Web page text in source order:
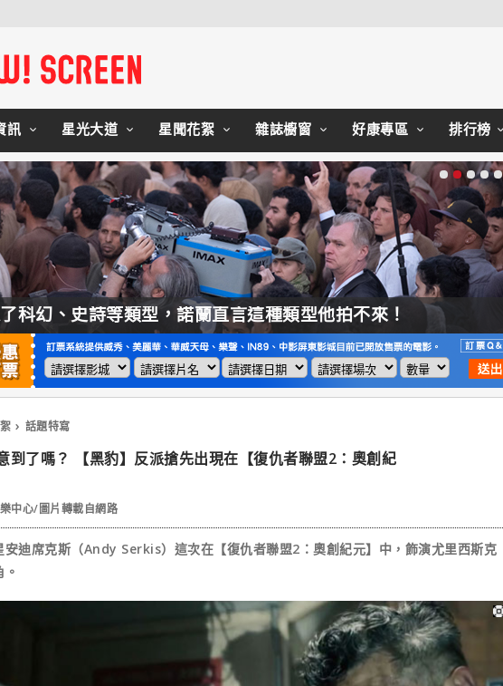
訊 星光大道 星聞花絮 雜誌櫥窗 好康專區 排行榜
科幻、史詩等類型，諾蘭直言這種類型他拍不來！
話題特寫
到了嗎？ 【黑豹】反派搶先出現在【復仇者聯盟2：奧創紀
中心/圖片轉載自網路
迪席克斯（Andy Serkis）這次在【復仇者聯盟2：奧創紀元】中，飾演尤里西斯克